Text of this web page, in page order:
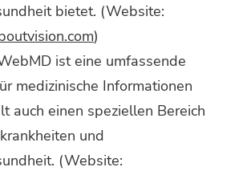
bietet. (Website:
)
ist eine umfassende
medizinische Informationen
auch einen speziellen Bereich
und
(Website: